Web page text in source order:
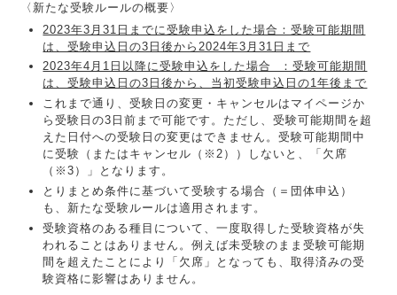
〈新たな受験ルールの概要〉
2023年3月31日までに受験申込をした場合：受験可能期間
は、受験申込日の3日後から2024年3月31日まで
2023年4月1日以降に受験申込をした場合 ：受験可能期間
は、受験申込日の3日後から、当初受験申込日の1年後まで
これまで通り、受験日の変更・キャンセルはマイページか
ら受験日の3日前まで可能です。ただし、受験可能期間を超
えた日付への受験日の変更はできません。受験可能期間中
に受験（またはキャンセル（※2））しないと、「欠席
（※3）」となります。
とりまとめ条件に基づいて受験する場合（＝団体申込）
も、新たな受験ルールは適用されます。
受験資格のある種目について、一度取得した受験資格が失
われることはありません。例えば未受験のまま受験可能期
間を超えたことにより「欠席」となっても、取得済みの受
験資格に影響はありません。